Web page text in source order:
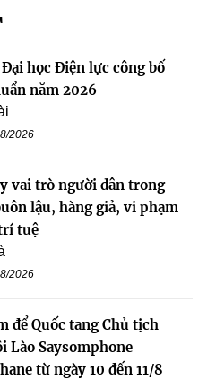
học Điện lực công bố
năm 2026
2026
vai trò người dân trong
lậu, hàng giả, vi phạm
tuệ
2026
để Quốc tang Chủ tịch
Lào Saysomphone
từ ngày 10 đến 11/8